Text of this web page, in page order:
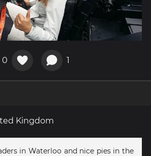
0 1
Kingdom
in Waterloo and nice pies in the